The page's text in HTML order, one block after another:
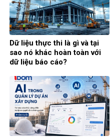
Dữ liệu thực thi là gì và tại
sao nó khác hoàn toàn với
dữ liệu báo cáo?